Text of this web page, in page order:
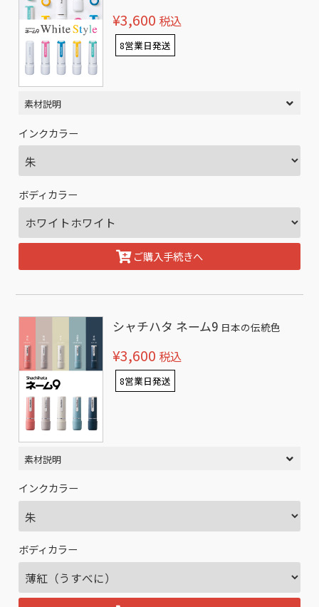
¥3,600 税込
8営業日発送
素材説明
インクカラー
ボディカラー
ご購入手続きへ
シャチハタ ネーム9 日本の伝統色
¥3,600 税込
8営業日発送
素材説明
インクカラー
ボディカラー